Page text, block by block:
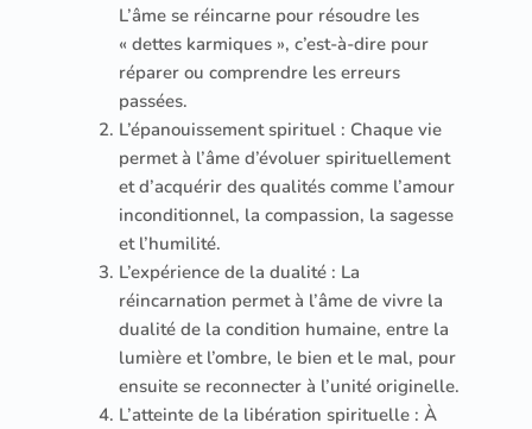
L’âme se réincarne pour résoudre les
« dettes karmiques », c’est-à-dire pour
réparer ou comprendre les erreurs
passées.
L’épanouissement spirituel : Chaque vie
permet à l’âme d’évoluer spirituellement
et d’acquérir des qualités comme l’amour
inconditionnel, la compassion, la sagesse
et l’humilité.
L’expérience de la dualité : La
réincarnation permet à l’âme de vivre la
dualité de la condition humaine, entre la
lumière et l’ombre, le bien et le mal, pour
ensuite se reconnecter à l’unité originelle.
L’atteinte de la libération spirituelle : À